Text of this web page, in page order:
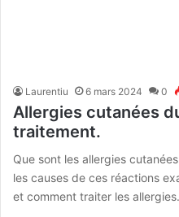
Laurentiu 6 mars 2024 0
Allergies cutanées
traitement.
Que sont les allergies
les causes de ces réactions
et comment traiter les allergies.